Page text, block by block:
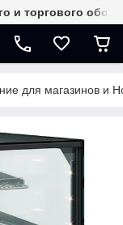
и торгового
для магазинов и